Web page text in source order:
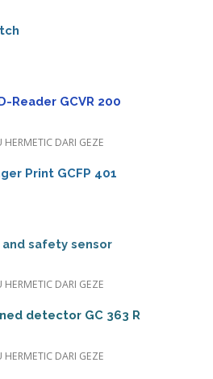
Reader GCVR 200
Print GCFP 401
safety sensor
detector GC 363 R